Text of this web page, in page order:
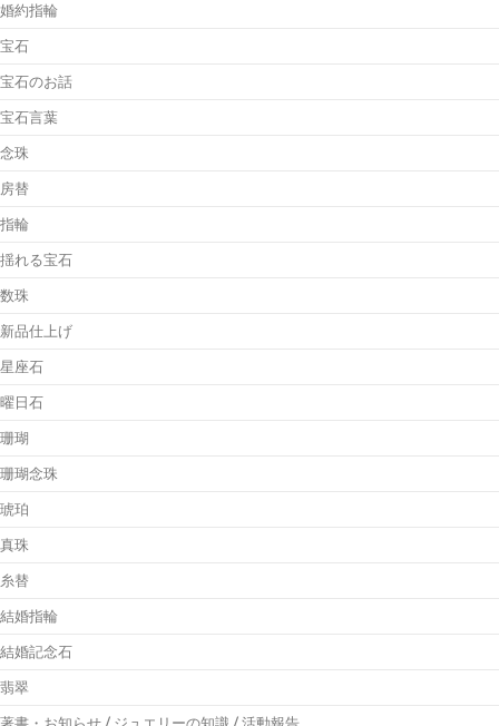
婚約指輪
宝石
宝石のお話
宝石言葉
念珠
房替
指輪
揺れる宝石
数珠
新品仕上げ
星座石
曜日石
珊瑚
珊瑚念珠
琥珀
真珠
糸替
結婚指輪
結婚記念石
翡翠
著書・お知らせ / ジュエリーの知識 / 活動報告